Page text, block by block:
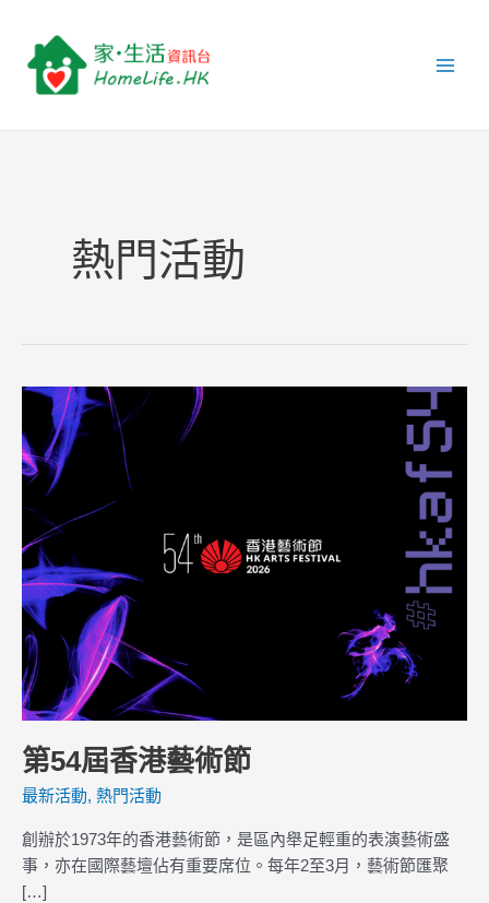
熱門活動
第54屆香港藝術節
最新活動, 熱門活動
創辦於1973年的香港藝術節，是區內舉足輕重的表演藝術盛
事，亦在國際藝壇佔有重要席位。每年2至3月，藝術節匯聚
[…]
第
54
屆
香
港
藝
術
分
頁